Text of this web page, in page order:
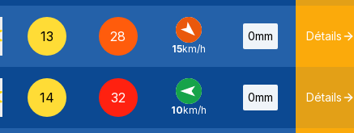
13 28
NO
15km/h
0mm Détails
14 32
E -
10km/h
0mm Détails